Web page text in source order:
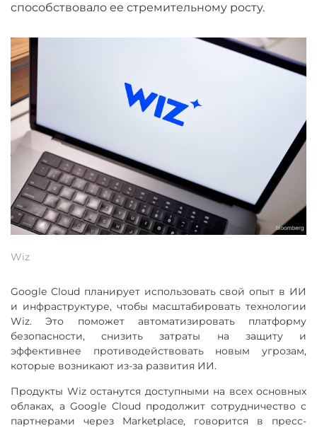
способствовало ее стремительному росту.
Wiz
Google Cloud планирует использовать свой опыт в ИИ
и инфраструктуре, чтобы масштабировать технологии
Wiz. Это поможет автоматизировать платформу
безопасности, снизить затраты на защиту и
эффективнее противодействовать новым угрозам,
которые возникают из-за развития ИИ.
Продукты Wiz останутся доступными на всех основных
облаках, а Google Cloud продолжит сотрудничество с
партнерами через Marketplace, говорится в пресс-